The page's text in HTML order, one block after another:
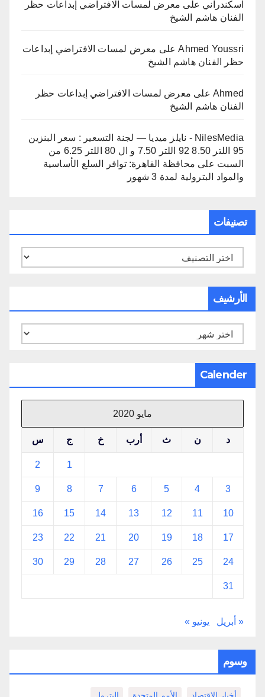
اسكندراني على معرض لمسات الافتراضي إبداعات حظر
الفنان هاشم الشيخ
Ahmed Youssriعلى معرض لمسات الافتراضي إبداعات
حظر الفنان هاشم الشيخ
Ahmed على معرض لمسات الافتراضي إبداعات حظر
الفنان هاشم الشيخ
NilesMedia - نايلز ميديا — لجنة التسعير : سعر البنزين
95 اللتر 8.50 92 اللتر 7.50 و ال 80 اللتر 6.25 من
السبت على محافظة القاهرة: توافر السلع الأساسية
والمواد البترولية لمدة 3 شهور
تصنيفات
تصنيفات
الأرشيف
الأرشيف
Calender
مايو 2020
د ن ث أرب خ ج س
1
2
3
4
5
6
7
8
9
10
11
12
13
14
15
16
17
18
19
20
21
22
23
24
25
26
27
28
29
30
31
« أبريل يونيو »
وسوم